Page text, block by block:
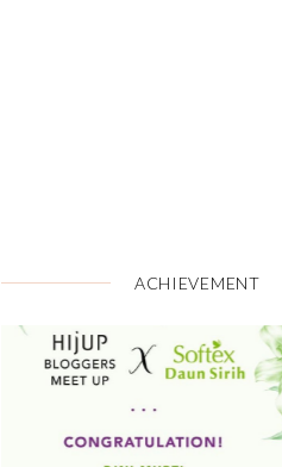
ACHIEVEMENT